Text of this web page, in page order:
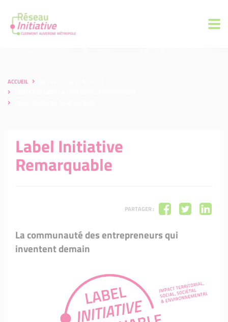
ACCUEIL
Label Initiative
Remarquable
PARTAGER :
La communauté des entrepreneurs qui
inventent demain